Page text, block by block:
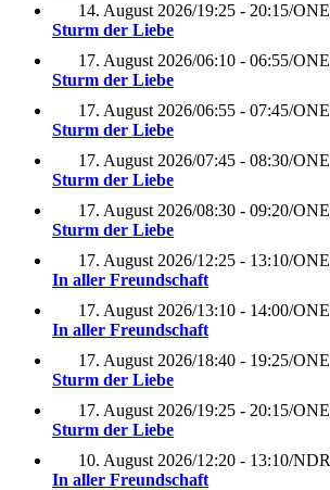
14. August 2026/19:25 - 20:15/ONE
Sturm der Liebe
17. August 2026/06:10 - 06:55/ONE
Sturm der Liebe
17. August 2026/06:55 - 07:45/ONE
Sturm der Liebe
17. August 2026/07:45 - 08:30/ONE
Sturm der Liebe
17. August 2026/08:30 - 09:20/ONE
Sturm der Liebe
17. August 2026/12:25 - 13:10/ONE
In aller Freundschaft
17. August 2026/13:10 - 14:00/ONE
In aller Freundschaft
17. August 2026/18:40 - 19:25/ONE
Sturm der Liebe
17. August 2026/19:25 - 20:15/ONE
Sturm der Liebe
10. August 2026/12:20 - 13:10/NDR
In aller Freundschaft